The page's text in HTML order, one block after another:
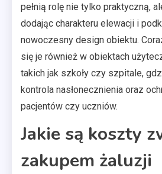
pełnią rolę nie tylko praktyczną,
dodając charakteru elewacji i
nowoczesny design obiektu.
się je również w obiektach
takich jak szkoły czy szpitale,
kontrola nasłonecznienia oraz
pacjentów czy uczniów.
Jakie są koszty
zakupem żaluzji